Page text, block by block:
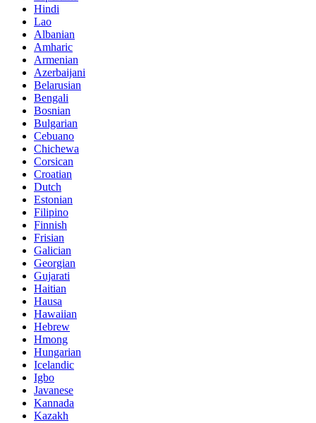
Hindi
Lao
Albanian
Amharic
Armenian
Azerbaijani
Belarusian
Bengali
Bosnian
Bulgarian
Cebuano
Chichewa
Corsican
Croatian
Dutch
Estonian
Filipino
Finnish
Frisian
Galician
Georgian
Gujarati
Haitian
Hausa
Hawaiian
Hebrew
Hmong
Hungarian
Icelandic
Igbo
Javanese
Kannada
Kazakh